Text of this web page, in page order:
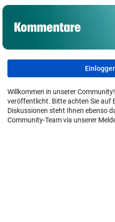
Willkommen in unserer
veröffentlicht. Bitte achten Sie auf
Diskussionen steht Ihnen ebenso
Community-Team via unserer